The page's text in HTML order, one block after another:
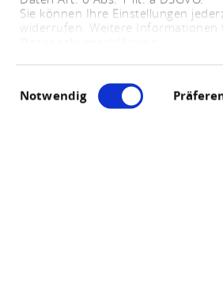
Sie können Ihre Einstellungen
widerrufen. Weitere Informationen
Einwilligungsauswahl
Notwendig